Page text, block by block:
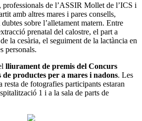
professionals de l’ASSIR Mollet de l’ICS i
amb altres mares i pares consells,
sobre l’alletament matern. Entre
prenatal del calostre, el part a
la cesària, el seguiment de la lactància en
personals.
lliurament de premis del Concurs
productes per a mares i nadons. Les
resta de fotografies participants estaran
1 i a la sala de parts de